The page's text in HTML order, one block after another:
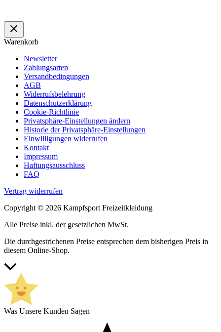
Warenkorb
Newsletter
Zahlungsarten
Versandbedingungen
AGB
Widerrufsbelehrung
Datenschutzerklärung
Cookie-Richtlinie
Privatsphäre-Einstellungen ändern
Historie der Privatsphäre-Einstellungen
Einwilligungen widerrufen
Kontakt
Impressum
Haftungsausschluss
FAQ
Vertrag widerrufen
Copyright © 2026 Kampfsport Freizeitkleidung
Alle Preise inkl. der gesetzlichen MwSt.
Die durchgestrichenen Preise entsprechen dem bisherigen Preis in
diesem Online-Shop.
oben
scrollen
Was Unsere Kunden Sagen